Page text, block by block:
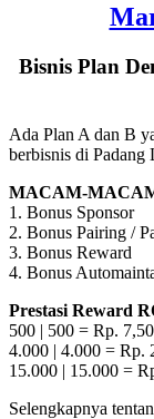
Bisnis Plan
Ada Plan A dan B
berbisnis di Padang
MACAM-
1. Bonus Sponsor
2. Bonus Pairing /
3. Bonus Reward
4. Bonus
Prestasi Reward
500 | 500 = Rp.
4.000 | 4.000 = Rp.
15.000 | 15.000 =
Selengkapnya